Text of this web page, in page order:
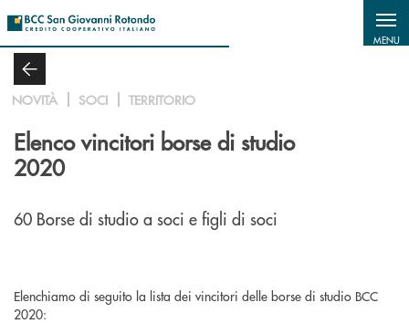
MENU
NOVITÀ SOCI TERRITORIO
Elenco vincitori borse di studio
2020
60 Borse di studio a soci e figli di soci
Elenchiamo di seguito la lista dei vincitori delle borse di studio BCC
2020: